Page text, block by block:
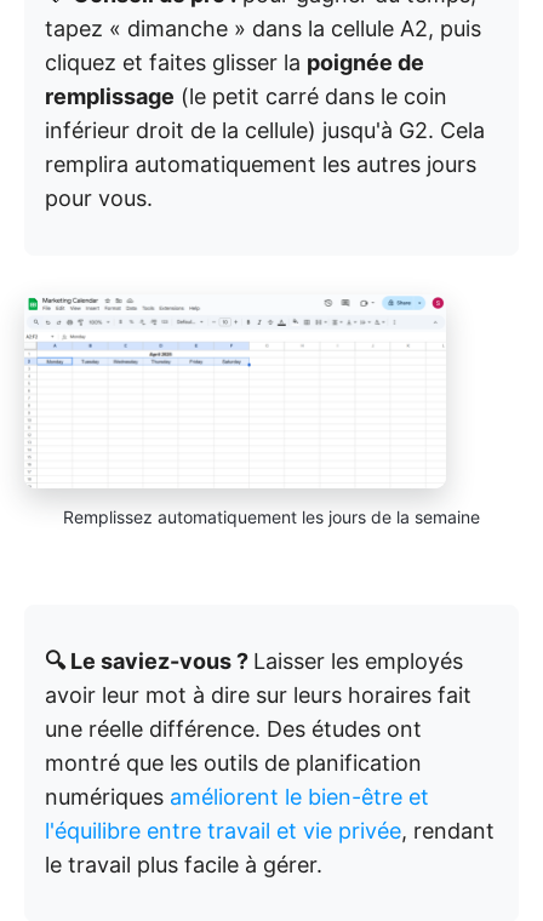
tapez « dimanche » dans la cellule A2, puis
cliquez et faites glisser la poignée de
remplissage (le petit carré dans le coin
inférieur droit de la cellule) jusqu'à G2. Cela
remplira automatiquement les autres jours
pour vous.
Remplissez automatiquement les jours de la semaine
🔍 Le saviez-vous ? Laisser les employés
avoir leur mot à dire sur leurs horaires fait
une réelle différence. Des études ont
montré que les outils de planification
numériques améliorent le bien-être et
l'équilibre entre travail et vie privée, rendant
le travail plus facile à gérer.